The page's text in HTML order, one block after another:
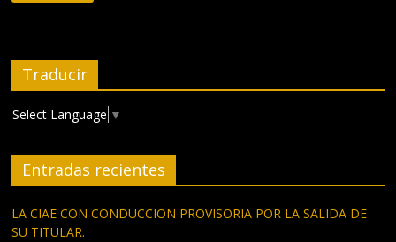
Traducir
Select Language ▼
Entradas recientes
LA CIAE CON CONDUCCION PROVISORIA POR LA SALIDA DE
SU TITULAR.